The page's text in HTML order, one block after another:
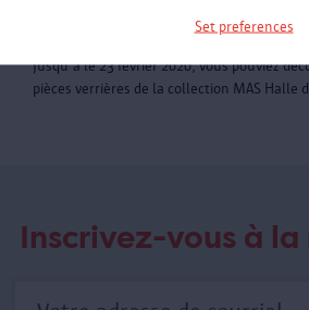
Set preferences
Verre au MAS
Jusqu'a le 23 février 2020, vous pouviez
pièces verrières de la collection MAS Halle
Inscrivez-vous à